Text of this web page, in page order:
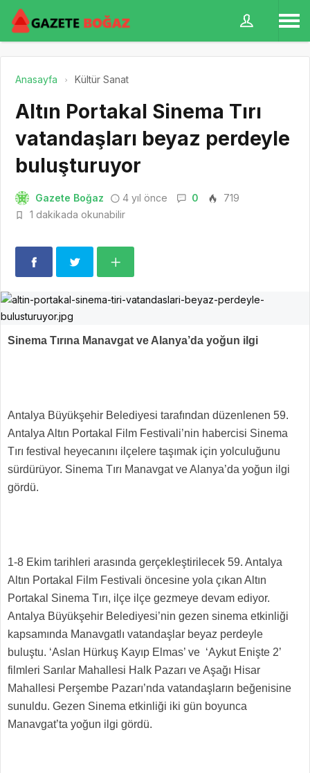
Anasayfa Kültür Sanat
Altın Portakal Sinema Tırı
vatandaşları beyaz perdeyle
buluşturuyor
Gazete Boğaz 4 yıl önce 0
719
1 dakikada okunabilir
Sinema Tırına Manavgat ve Alanya’da yoğun ilgi
Antalya Büyükşehir Belediyesi tarafından düzenlenen 59.
Antalya Altın Portakal Film Festivali’nin habercisi Sinema
Tırı festival heyecanını ilçelere taşımak için yolculuğunu
sürdürüyor. Sinema Tırı Manavgat ve Alanya’da yoğun ilgi
gördü.
1-8 Ekim tarihleri arasında gerçekleştirilecek 59. Antalya
Altın Portakal Film Festivali öncesine yola çıkan Altın
Portakal Sinema Tırı, ilçe ilçe gezmeye devam ediyor.
Antalya Büyükşehir Belediyesi’nin gezen sinema etkinliği
kapsamında Manavgatlı vatandaşlar beyaz perdeyle
buluştu. ‘Aslan Hürkuş Kayıp Elmas’ ve ‘Aykut Enişte 2’
filmleri Sarılar Mahallesi Halk Pazarı ve Aşağı Hisar
Mahallesi Perşembe Pazarı’nda vatandaşların beğenisine
sunuldu. Gezen Sinema etkinliği iki gün boyunca
Manavgat’ta yoğun ilgi gördü.